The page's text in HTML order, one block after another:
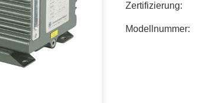
Zertifizierung:
Modellnummer: